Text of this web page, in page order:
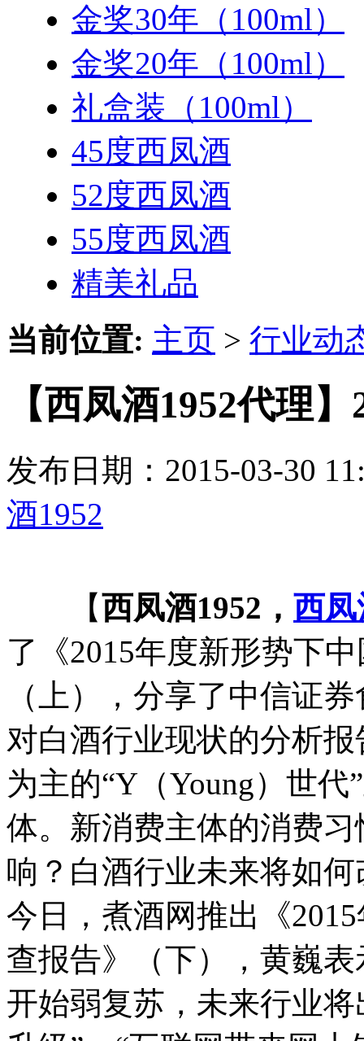
金奖30年（100ml）
金奖20年（100ml）
礼盒装（100ml）
45度西凤酒
52度西凤酒
55度西凤酒
精美礼品
当前位置: 主页 > 行业动
【西凤酒1952代理
发布日期：2015-03-30
酒1952
【西凤酒1952， 西
了《2015年度新形势下
（上），分享了中信证
对白酒行业现状的分析
为主的“Y（Young）世
体。新消费主体的消费
响？白酒行业未来将如
今日，煮酒网推出《
查报告》（下），黄巍
开始弱复苏，未来行业